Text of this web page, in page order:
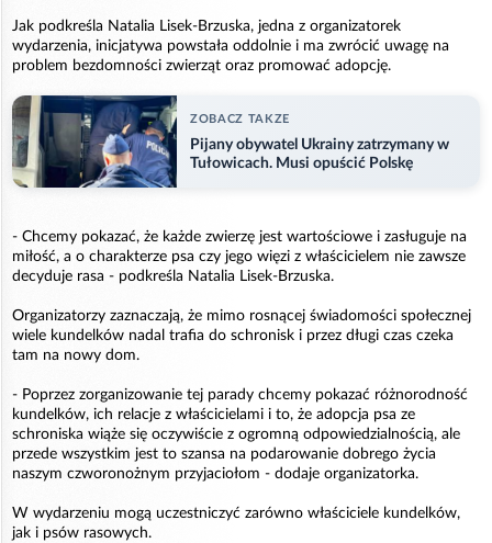
Jak podkreśla Natalia Lisek-Brzuska, jedna z organizatorek
wydarzenia, inicjatywa powstała oddolnie i ma zwrócić uwagę na
problem bezdomności zwierząt oraz promować adopcję.
ZOBACZ TAKZE
Pijany obywatel Ukrainy zatrzymany w
Tułowicach. Musi opuścić Polskę
- Chcemy pokazać, że każde zwierzę jest wartościowe i zasługuje na
miłość, a o charakterze psa czy jego więzi z właścicielem nie zawsze
decyduje rasa - podkreśla Natalia Lisek-Brzuska.
Organizatorzy zaznaczają, że mimo rosnącej świadomości społecznej
wiele kundelków nadal trafia do schronisk i przez długi czas czeka
tam na nowy dom.
- Poprzez zorganizowanie tej parady chcemy pokazać różnorodność
kundelków, ich relacje z właścicielami i to, że adopcja psa ze
schroniska wiąże się oczywiście z ogromną odpowiedzialnością, ale
przede wszystkim jest to szansa na podarowanie dobrego życia
naszym czworonożnym przyjaciołom - dodaje organizatorka.
W wydarzeniu mogą uczestniczyć zarówno właściciele kundelków,
jak i psów rasowych.